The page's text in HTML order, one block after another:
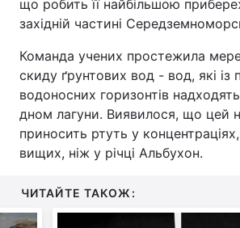
що робить її найбільшою
західній частині
Команда учених простежила
скиду ґрунтових вод - вод, які із
водоносних горизонтів
дном лагуни. Виявилося, що цей
приносить ртуть у
вищих, ніж у річці Альбухон.
ЧИТАЙТЕ ТАКОЖ: